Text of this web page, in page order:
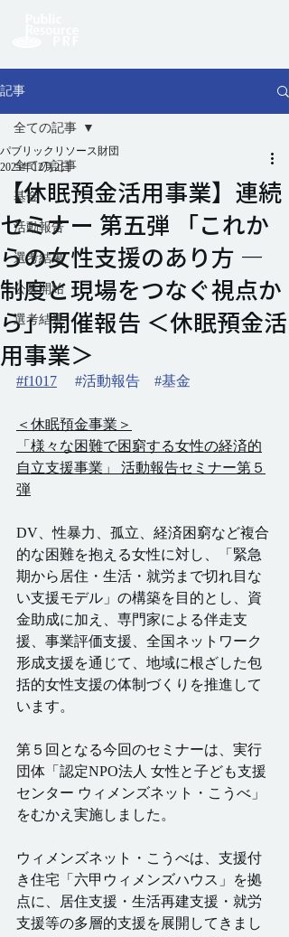
記事
全ての記事
基金
活動報告
選考結果
公募開始
選考結果
全ての記事
【休眠預金活用事業】連続
セミナー 第五弾 「これか
らの女性支援のあり方 ―
制度と現場をつなぐ視点か
ら」開催報告 ＜休眠預金活
用事業＞
パブリックリソース財団
2025年12月2日
#f1017 #活動報告 #基金
＜休眠預金事業＞
「様々な困難で困窮する女性の経済的
自立支援事業」 活動報告セミナー第５
弾
DV、性暴力、孤立、経済困窮など複合
的な困難を抱える女性に対し、「緊急
期から居住・生活・就労まで切れ目な
い支援モデル」の構築を目的とし、資
金助成に加え、専門家による伴走支
援、事業評価支援、全国ネットワーク
形成支援を通じて、地域に根ざした包
括的女性支援の体制づくりを推進して
います。
第５回となる今回のセミナーは、実行
団体「 認定NPO法人 女性と子ども支援
センター ウィメンズネット・こうべ」
をむかえ実施しました。
ウィメンズネット・こうべは、支援付
き住宅「六甲ウィメンズハウス」を拠
点に、居住支援・生活再建支援・就労
支援等の多層的支援を展開してきまし